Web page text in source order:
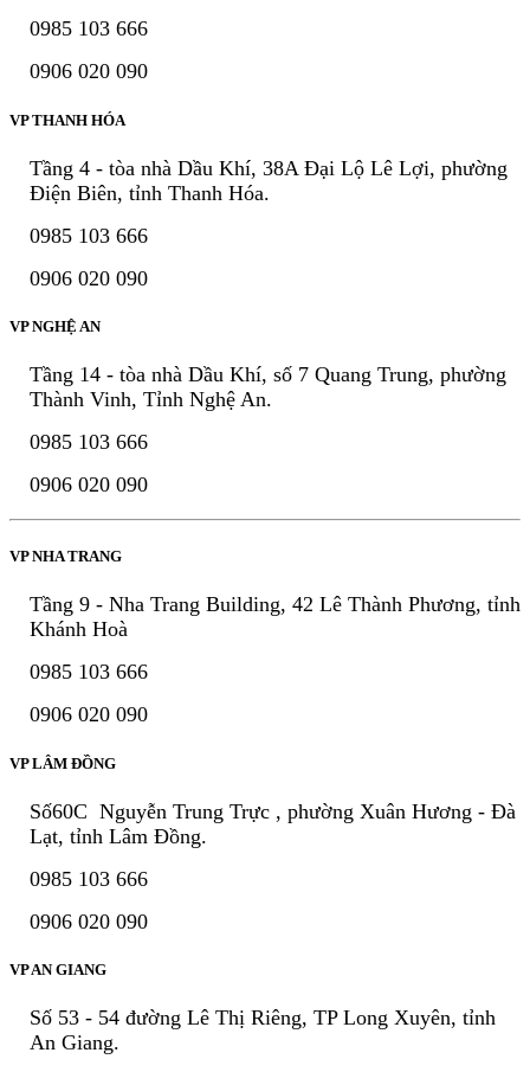
0985 103 666
0906 020 090
VP THANH HÓA
Tầng 4 - tòa nhà Dầu Khí, 38A Đại Lộ Lê Lợi, phường
Điện Biên, tỉnh Thanh Hóa.
0985 103 666
0906 020 090
VP NGHỆ AN
Tầng 14 - tòa nhà Dầu Khí, số 7 Quang Trung, phường
Thành Vinh, Tỉnh Nghệ An.
0985 103 666
0906 020 090
VP NHA TRANG
Tầng 9 - Nha Trang Building, 42 Lê Thành Phương, tỉnh
Khánh Hoà
0985 103 666
0906 020 090
VP LÂM ĐỒNG
Số60C Nguyễn Trung Trực , phường Xuân Hương - Đà
Lạt, tỉnh Lâm Đồng.
0985 103 666
0906 020 090
VP AN GIANG
Số 53 - 54 đường Lê Thị Riêng, TP Long Xuyên, tỉnh
An Giang.